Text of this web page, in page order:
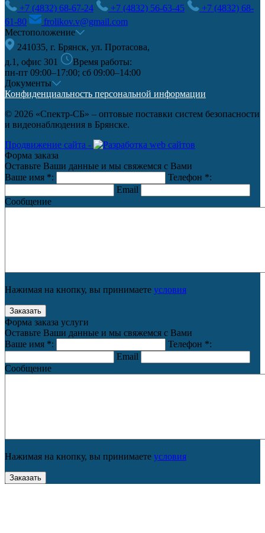
+7 (4832) 68-67-24
+7 (4832) 56-63-45
+7 (4832) 68-
61-80
frolikov.v@gmail.com
Местоположение
241035, г. Брянск, ул. Протасова,
д.1, офис 301
Время работы:
пн-пт 09:00–17:00; сб 09:00–14:00
Документы
Конфиденциальность персональной информации
© 2026 «Спектр-СБ» – оптовые поставки систем безопасности
и видеонаблюдения в Брянске.
Продвижение сайта -
Форма заказа
Оставьте Ваши данные и мы свяжемся с Вами
Ваше имя *: Телефон *:
Email
Сообщение
Нажимая на кнопку, вы принимаете условия
Форма заказа услуги
Оставьте Ваши данные и мы свяжемся с Вами
Ваше имя *: Телефон *:
Email
Сообщение
Нажимая на кнопку, вы принимаете условия